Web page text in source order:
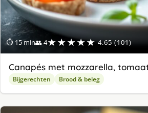
⏱ 15 min👥 4★★★★★ 4.65 (101)
Canapés met mozzarella,
Bijgerechten Brood & beleg